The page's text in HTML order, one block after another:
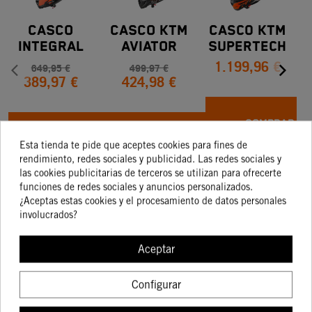
CASCO
INTEGRAL
KTM SHARK
RACE-R
DE VIDRIO
649,95 €
389,97 €
COMPRAR
CASCO KTM
AVIATOR
ACE 2.0
HPC
499,97 €
424,98 €
COMPRAR
Casco KTM
Supertech
R10
Carbono
1.199,96 €
COMPRAR
16 otros
productos en la
Esta tienda te pide que aceptes cookies para fines de
rendimiento, redes sociales y publicidad. Las redes sociales y
las cookies publicitarias de terceros se utilizan para ofrecerte
funciones de redes sociales y anuncios personalizados.
¿Aceptas estas cookies y el procesamiento de datos personales
involucrados?
Aceptar
Configurar